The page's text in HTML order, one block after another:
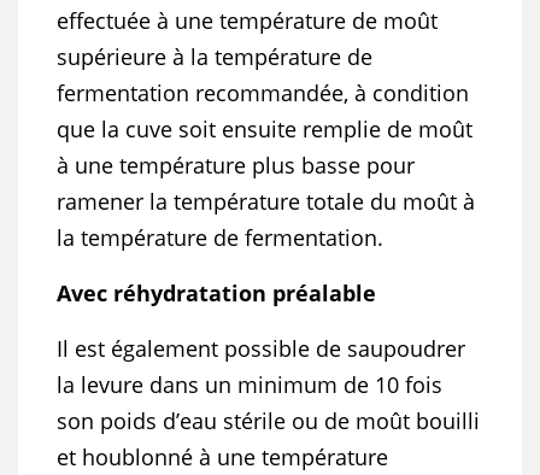
effectuée à une température de moût
supérieure à la température de
fermentation recommandée, à condition
que la cuve soit ensuite remplie de moût
à une température plus basse pour
ramener la température totale du moût à
la température de fermentation.
Avec réhydratation préalable
Il est également possible de saupoudrer
la levure dans un minimum de 10 fois
son poids d’eau stérile ou de moût bouilli
et houblonné à une température